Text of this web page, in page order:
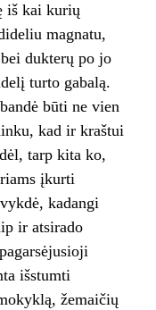
iš kai kurių
magnatu,
dukterų po jo
turto gabalą.
būti ne vien
kad ir kraštui
tarp kita ko,
įkurti
kadangi
ir atsirado
išstumti
žemaičių